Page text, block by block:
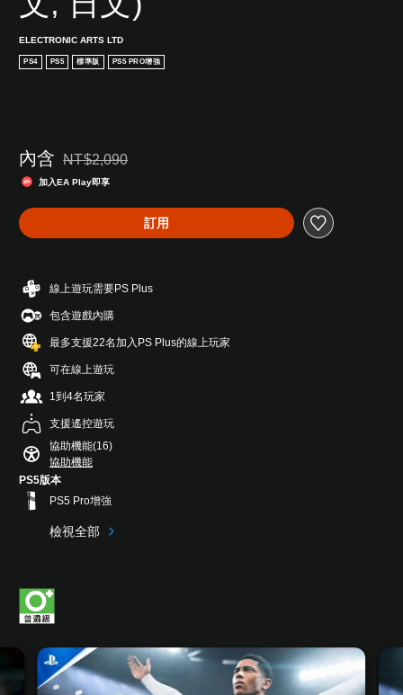
ELECTRONIC ARTS LTD
PS4 PS5 標準版 PS5 PRO增強
內含 折扣前原價為NT$2,090
NT$2,090
加入EA Play即享
訂用
線上遊玩需要PS Plus
包含遊戲內購
最多支援22名加入PS Plus的線上玩家
可在線上遊玩
1到4名玩家
支援遙控遊玩
協助機能(16)
協助機能
PS5版本
PS5 Pro增強
檢視全部